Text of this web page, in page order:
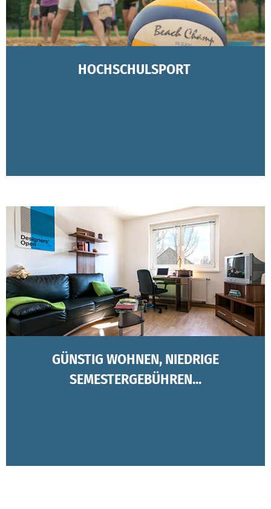
HOCHSCHULSPORT
GÜNSTIG WOHNEN, NIEDRIGE
SEMESTERGEBÜHREN...